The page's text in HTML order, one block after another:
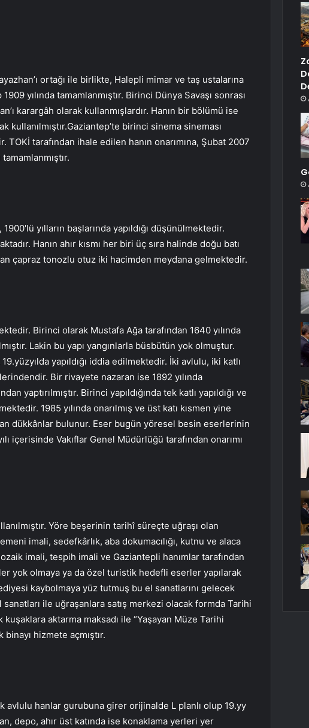
ortağı ile birlikte, Halepli mimar ve taş ustalarına
1909 yılında tamamlanmıştır. Birinci Dünya Savaşı sonrası
karargâh olarak kullanmışlardır. Hanın bir bölümü ise
kullanılmıştır.Gaziantep’te birinci sinema sineması
TOKİ tarafından ihale edilen hanın onarımına, Şubat 2007
yılların başlarında yapıldığı düşünülmektedir.
Hanın ahır kısmı her biri üç sıra halinde doğu batı
çapraz tonozlu otuz iki hacimden meydana gelmektedir.
Birinci olarak Mustafa Ağa tarafından 1640 yılında
Lakin bu yapı yangınlarla büsbütün yok olmuştur.
yapıldığı iddia edilmektedir. İki avlulu, iki katlı
Bir rivayete nazaran ise 1892 yılında
yaptırılmıştır. Birinci yapıldığında tek katlı yapıldığı ve
1985 yılında onarılmış ve üst katı kısmen yine
dükkânlar bulunur. Eser bugün yöresel besin eserlerinin
içerisinde Vakıflar Genel Müdürlüğü tarafından onarımı
Yöre beşerinin tarihî süreçte uğraşı olan
imali, sedefkârlık, aba dokumacılığı, kutnu ve alaca
imali, tespih imali ve Gaziantepli hanımlar tarafından
yok olmaya ya da özel turistik hedefli eserler yapılarak
kaybolmaya yüz tutmuş bu el sanatlarını gelecek
ile uğraşanlara satış merkezi olacak formda Tarihi
aktarma maksadı ile “Yaşayan Müze Tarihi
binayı hizmete açmıştır.
avlulu hanlar gurubuna girer orijinalde L planlı olup 19.yy
depo, ahır üst katında ise konaklama yerleri yer